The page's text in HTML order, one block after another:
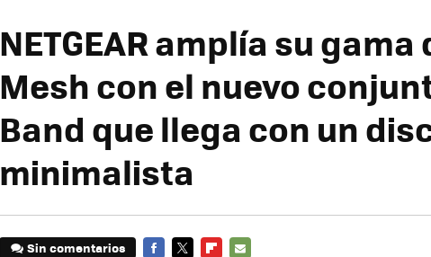
NETGEAR amplía su
Mesh con el nuevo
Band que llega con un
minimalista
Sin comentarios